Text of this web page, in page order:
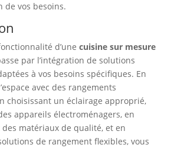
de vos besoins.
d’une cuisine sur mesure
par l’intégration de solutions
à vos besoins spécifiques. En
avec des rangements
choisissant un éclairage approprié,
appareils électroménagers, en
matériaux de qualité, et en
de rangement flexibles, vous